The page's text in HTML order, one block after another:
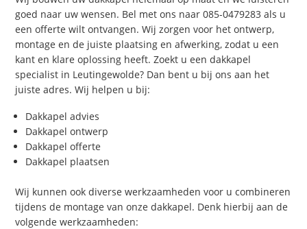
goed naar uw wensen. Bel met ons naar 085-0479283 als u
een offerte wilt ontvangen. Wij zorgen voor het ontwerp,
montage en de juiste plaatsing en afwerking, zodat u een
kant en klare oplossing heeft. Zoekt u een dakkapel
specialist in Leutingewolde? Dan bent u bij ons aan het
juiste adres. Wij helpen u bij:
Dakkapel advies
Dakkapel ontwerp
Dakkapel offerte
Dakkapel plaatsen
Wij kunnen ook diverse werkzaamheden voor u combineren
tijdens de montage van onze dakkapel. Denk hierbij aan de
volgende werkzaamheden: